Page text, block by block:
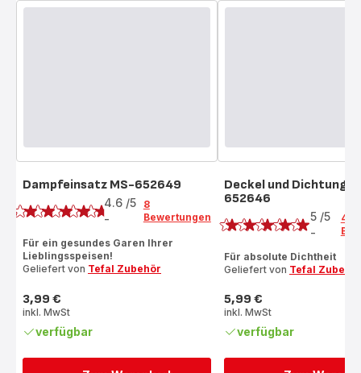
Dampfeinsatz MS-652649
Bewertung
4.6 /5
-
8
Bewertungen
Für ein gesundes Garen Ihrer
Lieblingsspeisen!
Geliefert von Tefal Zubehör
Preis
3,99 €
inkl. MwSt
verfügbar
Deckel und Dichtung
652646
Bewertung
mit
5
(Durchschnitt)
5 /5
-
4
Für absolute Dichtheit
Geliefert von Tefal
Preis
5,99 €
inkl. MwSt
verfügbar